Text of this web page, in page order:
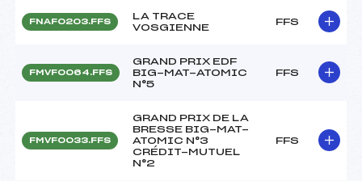
FNAF0203.FFS
LA TRACE
VOSGIENNE
FFS
FMVF0064.FFS
GRAND PRIX EDF
BIG-MAT-ATOMIC
N°5
FFS
FMVF0033.FFS
GRAND PRIX DE LA
BRESSE BIG-MAT-
ATOMIC N°3
CRÉDIT-MUTUEL
N°2
FFS